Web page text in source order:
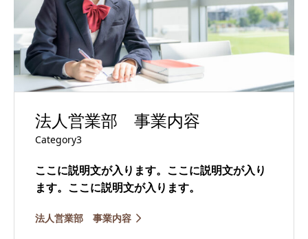
法人営業部 事業内容
Category3
ここに説明文が入ります。ここに説明文が入り
ます。ここに説明文が入ります。
法人営業部 事業内容